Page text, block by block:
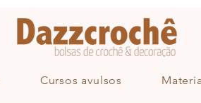
Cursos avulsos